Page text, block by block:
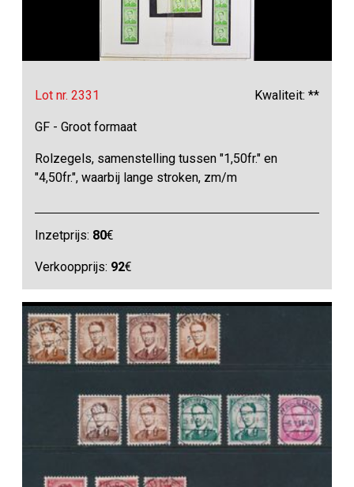
Lot nr. 2331 Kwaliteit: **
GF - Groot formaat
Rolzegels, samenstelling tussen "1,50fr." en
"4,50fr.", waarbij lange stroken, zm/m
Inzetprijs: 80€
Verkoopprijs: 92€